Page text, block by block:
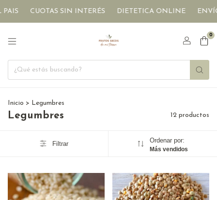
CUOTAS SIN INTERÉS DIETETICA ONLINE ENVÍOS A
0
Inicio > Legumbres
Legumbres 12 productos
Filtrar Ordenar por:
Más vendidos